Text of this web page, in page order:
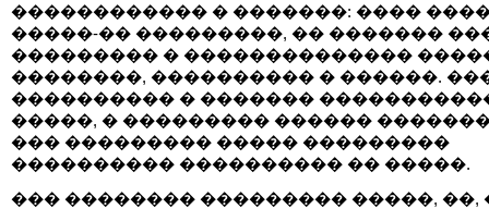
������������ � �������: ����
�����-�� ���������, �� �������
��������� � ��������������
��������, ���������� � ������.
���������� � �������
�����, � ��������� ������
��� ��������� ����� ���������
���������� ���������� �� �����.
��� �������� ��������� �����, ��,